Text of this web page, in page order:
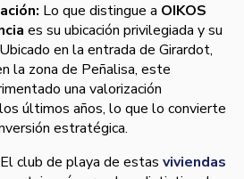
Lo que distingue a OIKOS
es su ubicación privilegiada y su
en la entrada de Girardot,
la zona de Peñalisa, este
una valorización
últimos años, lo que lo convierte
estratégica.
El club de playa de estas viviendas